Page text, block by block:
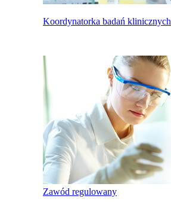
Koordynatorka badań klinicznych
Zawód regulowany